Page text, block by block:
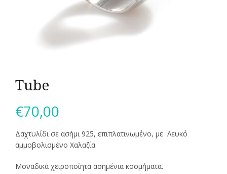
Tube
€70,00
Δαχτυλίδι σε ασήμι 925, επιπλατινωμένο, με Λευκό
αμμοβολισμένο Χαλαζία.
Μοναδικά χειροποίητα ασημένια κοσμήματα.